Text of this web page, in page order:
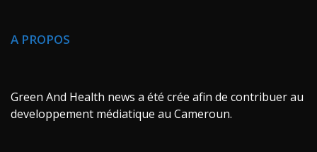
A PROPOS
Green And Health news a été crée afin de contribuer au
developpement médiatique au Cameroun.